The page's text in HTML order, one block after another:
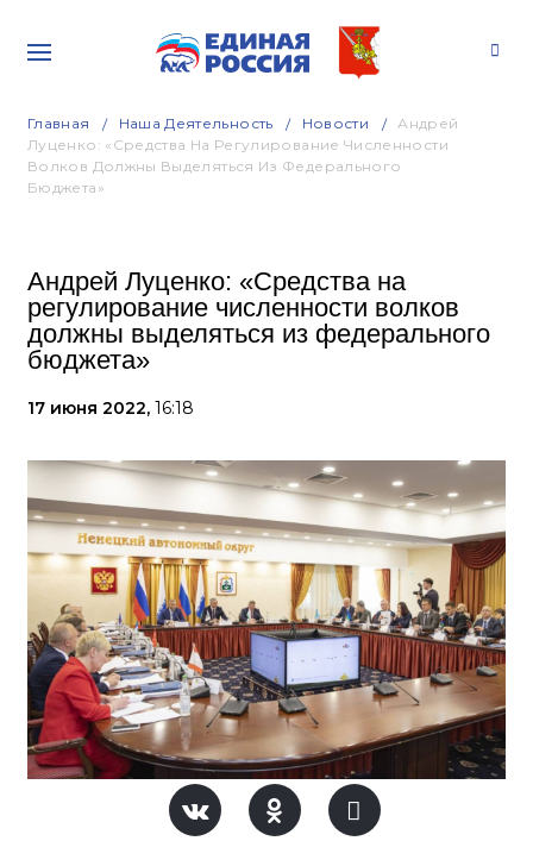
Главная Наша Деятельность Новости
Андрей
Луценко: «Средства На Регулирование Численности
Волков Должны Выделяться Из Федерального
Бюджета»
Андрей Луценко: «Средства на
регулирование численности волков
должны выделяться из федерального
бюджета»
17 июня 2022, 16:18